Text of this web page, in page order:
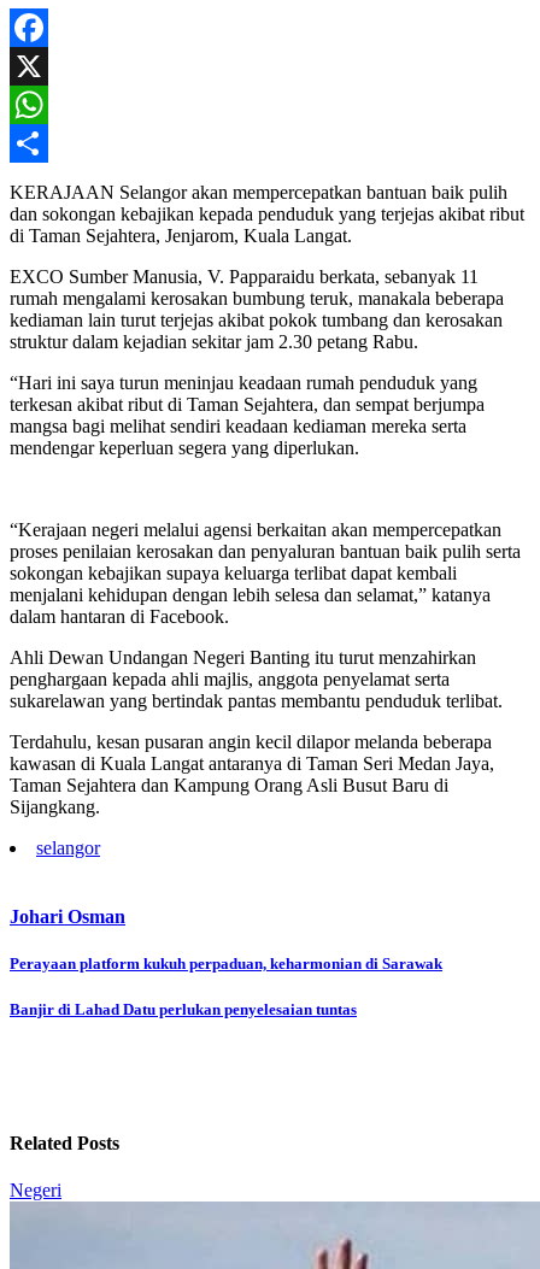
Facebook
X
WhatsApp
Share
KERAJAAN Selangor akan mempercepatkan bantuan baik pulih
dan sokongan kebajikan kepada penduduk yang terjejas akibat ribut
di Taman Sejahtera, Jenjarom, Kuala Langat.
EXCO Sumber Manusia, V. Papparaidu berkata, sebanyak 11
rumah mengalami kerosakan bumbung teruk, manakala beberapa
kediaman lain turut terjejas akibat pokok tumbang dan kerosakan
struktur dalam kejadian sekitar jam 2.30 petang Rabu.
“Hari ini saya turun meninjau keadaan rumah penduduk yang
terkesan akibat ribut di Taman Sejahtera, dan sempat berjumpa
mangsa bagi melihat sendiri keadaan kediaman mereka serta
mendengar keperluan segera yang diperlukan.
“Kerajaan negeri melalui agensi berkaitan akan mempercepatkan
proses penilaian kerosakan dan penyaluran bantuan baik pulih serta
sokongan kebajikan supaya keluarga terlibat dapat kembali
menjalani kehidupan dengan lebih selesa dan selamat,” katanya
dalam hantaran di Facebook.
Ahli Dewan Undangan Negeri Banting itu turut menzahirkan
penghargaan kepada ahli majlis, anggota penyelamat serta
sukarelawan yang bertindak pantas membantu penduduk terlibat.
Terdahulu, kesan pusaran angin kecil dilapor melanda beberapa
kawasan di Kuala Langat antaranya di Taman Seri Medan Jaya,
Taman Sejahtera dan Kampung Orang Asli Busut Baru di
Sijangkang.
selangor
Johari Osman
Post
navigation
Perayaan platform kukuh perpaduan, keharmonian di Sarawak
Banjir di Lahad Datu perlukan penyelesaian tuntas
Related Posts
Negeri